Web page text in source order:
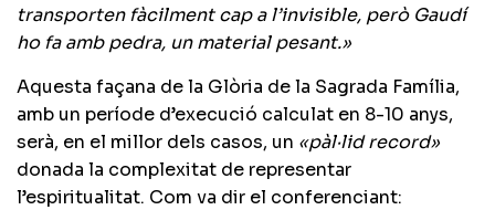
transporten fàcilment cap a l’invisible, però Gaudí
ho fa amb pedra, un material pesant.»
Aquesta façana de la Glòria de la Sagrada Família,
amb un període d’execució calculat en 8-10 anys,
serà, en el millor dels casos, un «pàl·lid record»
donada la complexitat de representar
l’espiritualitat. Com va dir el conferenciant: